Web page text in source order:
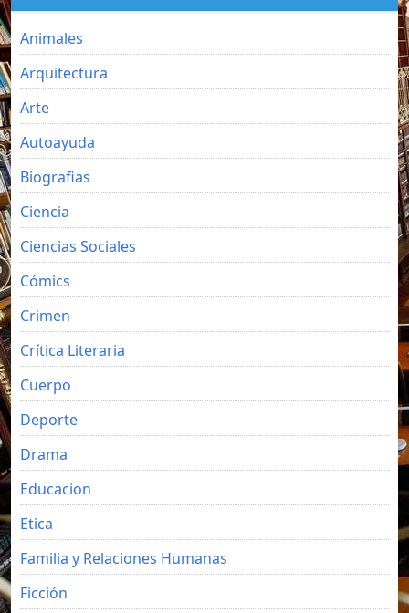
Animales
Arquitectura
Arte
Autoayuda
Biografias
Ciencia
Ciencias Sociales
Cómics
Crimen
Crítica Literaria
Cuerpo
Deporte
Drama
Educacion
Etica
Familia y Relaciones Humanas
Ficción